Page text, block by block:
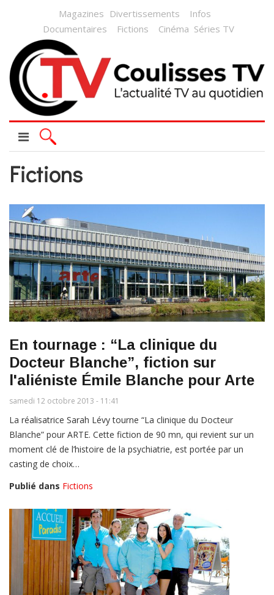
Magazines Divertissements
Infos
Documentaires
Fictions Cinéma Séries TV
Fictions
En tournage : “La clinique du
Docteur Blanche”, fiction sur
l'aliéniste Émile Blanche pour Arte
samedi 12 octobre 2013 - 11:41
La réalisatrice Sarah Lévy tourne “La clinique du Docteur
Blanche” pour ARTE. Cette fiction de 90 mn, qui revient sur un
moment clé de l’histoire de la psychiatrie, est portée par un
casting de choix…
Publié dans Fictions